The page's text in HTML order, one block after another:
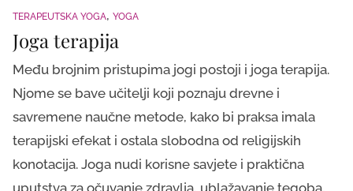
TERAPEUTSKA YOGA YOGA
Joga terapija
Među brojnim pristupima jogi postoji i joga terapija.
Njome se bave učitelji koji poznaju drevne i
savremene naučne metode, kako bi praksa imala
terapijski efekat i ostala slobodna od religijskih
konotacija. Joga nudi korisne savjete i praktična
uputstva za očuvanje zdravlja, ublažavanje tegoba,